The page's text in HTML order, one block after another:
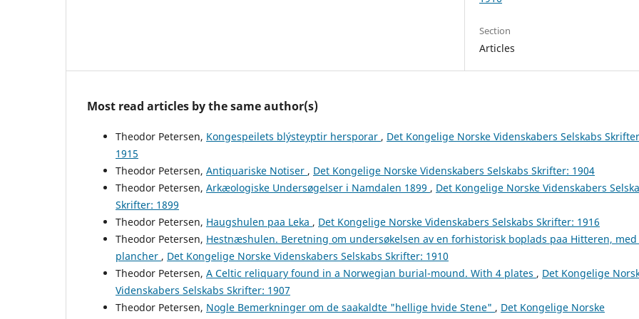
Section
Articles
Most read articles by the same author(s)
Theodor Petersen, Kongespeilets blýsteyptir hersporar , Det Kongelige Norske Videnskabers Selskabs
1915
Theodor Petersen, Antiquariske Notiser , Det Kongelige Norske Videnskabers Selskabs Skrifter: 1904
Theodor Petersen, Arkæologiske Undersøgelser i Namdalen 1899 , Det Kongelige Norske Videnskabers
Skrifter: 1899
Theodor Petersen, Haugshulen paa Leka , Det Kongelige Norske Videnskabers Selskabs Skrifter: 1916
Theodor Petersen, Hestnæshulen. Beretning om undersøkelsen av en forhistorisk boplads paa Hitteren, med
plancher , Det Kongelige Norske Videnskabers Selskabs Skrifter: 1910
Theodor Petersen, A Celtic reliquary found in a Norwegian burial-mound. With 4 plates , Det Kongelige
Videnskabers Selskabs Skrifter: 1907
Theodor Petersen, Nogle Bemerkninger om de saakaldte "hellige hvide Stene" , Det Kongelige Norske